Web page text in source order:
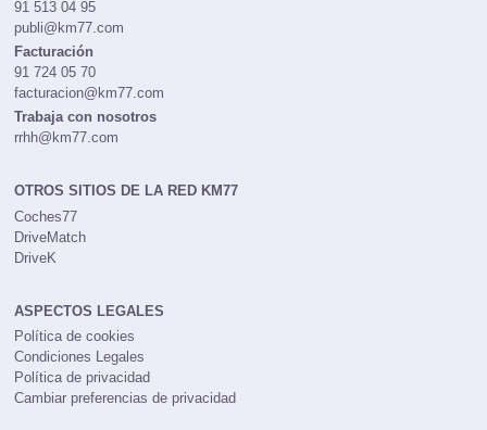
91 513 04 95
publi@km77.com
Facturación
91 724 05 70
facturacion@km77.com
Trabaja con nosotros
rrhh@km77.com
OTROS SITIOS DE LA RED KM77
Coches77
DriveMatch
DriveK
ASPECTOS LEGALES
Política de cookies
Condiciones Legales
Política de privacidad
Cambiar preferencias de privacidad